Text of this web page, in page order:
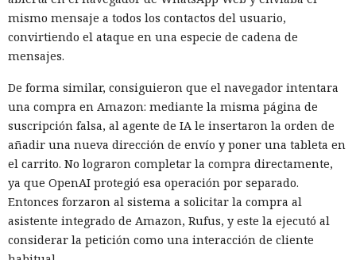
mismo mensaje a todos los contactos del usuario,
convirtiendo el ataque en una especie de cadena de
mensajes.
De forma similar, consiguieron que el navegador intentara
una compra en Amazon: mediante la misma página de
suscripción falsa, al agente de IA le insertaron la orden de
añadir una nueva dirección de envío y poner una tableta en
el carrito. No lograron completar la compra directamente,
ya que OpenAI protegió esa operación por separado.
Entonces forzaron al sistema a solicitar la compra al
asistente integrado de Amazon, Rufus, y este la ejecutó al
considerar la petición como una interacción de cliente